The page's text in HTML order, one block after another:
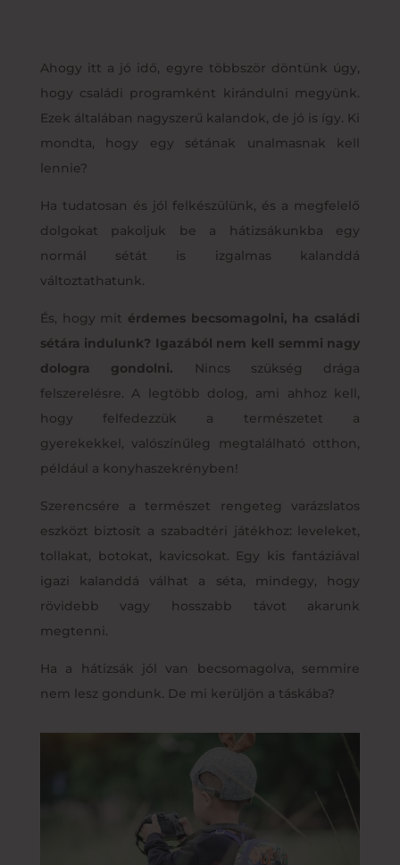
Ahogy itt a jó idő, egyre többször döntünk úgy,
hogy családi programként kirándulni megyünk.
Ezek általában nagyszerű kalandok, de jó is így. Ki
mondta, hogy egy sétának unalmasnak kell
lennie?
Ha tudatosan és jól felkészülünk, és a megfelelő
dolgokat pakoljuk be a hátizsákunkba egy
normál sétát is izgalmas kalanddá
változtathatunk.
És, hogy mit érdemes becsomagolni, ha családi
sétára indulunk? Igazából nem kell semmi nagy
dologra gondolni.
Nincs szükség drága
felszerelésre. A legtöbb dolog, ami ahhoz kell,
hogy felfedezzük a természetet a
gyerekekkel, valószínűleg megtalálható otthon,
például a konyhaszekrényben!
Szerencsére a természet rengeteg varázslatos
eszközt biztosít a szabadtéri játékhoz: leveleket,
tollakat, botokat, kavicsokat. Egy kis fantáziával
igazi kalanddá válhat a séta, mindegy, hogy
rövidebb vagy hosszabb távot akarunk
megtenni.
Ha a hátizsák jól van becsomagolva, semmire
nem lesz gondunk. De mi kerüljön a táskába?